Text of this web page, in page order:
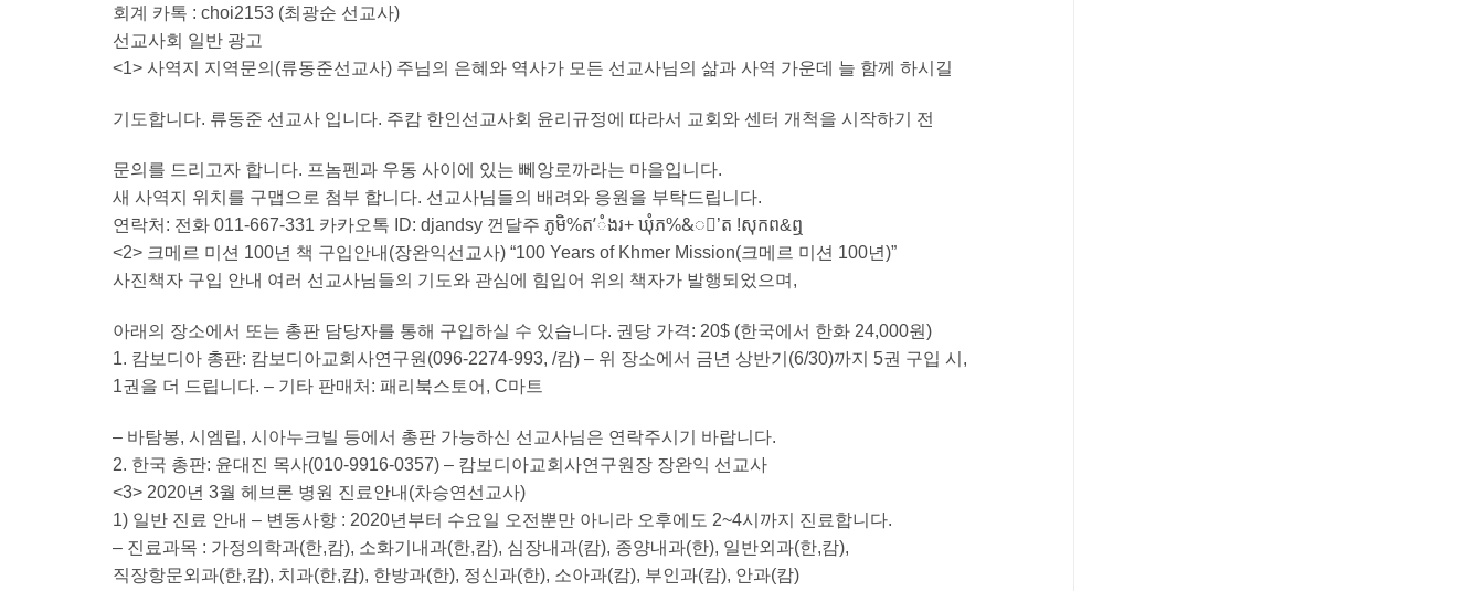
회계 카톡 : choi2153 (최광순 선교사)
선교사회 일반 광고
<1> 사역지 지역문의(류동준선교사) 주님의 은혜와 역사가 모든 선교사님의 삶과 사역 가운데 늘 함께 하시길
기도합니다. 류동준 선교사 입니다. 주캄 한인선교사회 윤리규정에 따라서 교회와 센터 개척을 시작하기 전
문의를 드리고자 합니다. 프놈펜과 우동 사이에 있는 뻬앙로까라는 마을입니다.
새 사역지 위치를 구맵으로 첨부 합니다. 선교사님들의 배려와 응원을 부탁드립니다.
연락처: 전화 011-667-331 카카오톡 ID: djandsy 껀달주 ភូមិ%ត’ំងរ+ ឃុំភ%&ំ’ត !សុកព&ឮ
<2> 크메르 미션 100년 책 구입안내(장완익선교사) “100 Years of Khmer Mission(크메르 미션 100년)”
사진책자 구입 안내 여러 선교사님들의 기도와 관심에 힘입어 위의 책자가 발행되었으며,
아래의 장소에서 또는 총판 담당자를 통해 구입하실 수 있습니다. 권당 가격: 20$ (한국에서 한화 24,000원)
1. 캄보디아 총판: 캄보디아교회사연구원(096-2274-993, /캄) – 위 장소에서 금년 상반기(6/30)까지 5권 구입 시,
1권을 더 드립니다. – 기타 판매처: 패리북스토어, C마트
– 바탐봉, 시엠립, 시아누크빌 등에서 총판 가능하신 선교사님은 연락주시기 바랍니다.
2. 한국 총판: 윤대진 목사(010-9916-0357) – 캄보디아교회사연구원장 장완익 선교사
<3> 2020년 3월 헤브론 병원 진료안내(차승연선교사)
1) 일반 진료 안내 – 변동사항 : 2020년부터 수요일 오전뿐만 아니라 오후에도 2~4시까지 진료합니다.
– 진료과목 : 가정의학과(한,캄), 소화기내과(한,캄), 심장내과(캄), 종양내과(한), 일반외과(한,캄),
직장항문외과(한,캄), 치과(한,캄), 한방과(한), 정신과(한), 소아과(캄), 부인과(캄), 안과(캄)